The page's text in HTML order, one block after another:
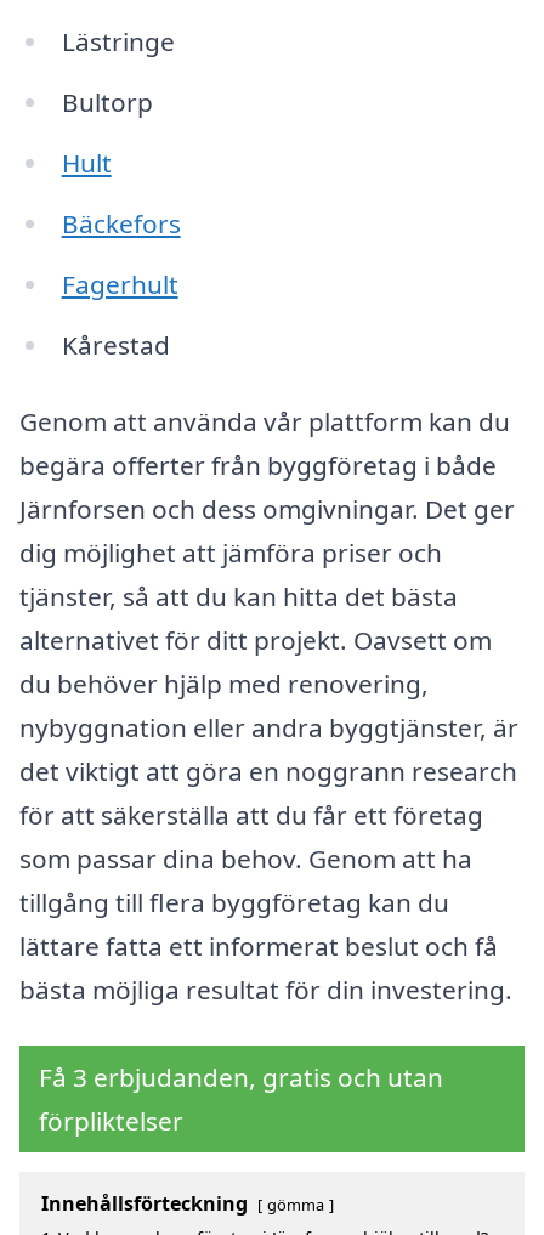
Lästringe
Bultorp
Hult
Bäckefors
Fagerhult
Kårestad
Genom att använda vår plattform kan du
begära offerter från byggföretag i både
Järnforsen och dess omgivningar. Det ger
dig möjlighet att jämföra priser och
tjänster, så att du kan hitta det bästa
alternativet för ditt projekt. Oavsett om
du behöver hjälp med renovering,
nybyggnation eller andra byggtjänster, är
det viktigt att göra en noggrann research
för att säkerställa att du får ett företag
som passar dina behov. Genom att ha
tillgång till flera byggföretag kan du
lättare fatta ett informerat beslut och få
bästa möjliga resultat för din investering.
Få 3 erbjudanden, gratis och utan
förpliktelser
Innehållsförteckning gömma